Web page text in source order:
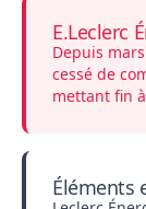
E.Leclerc
Depuis
cessé de
mettant fin
Éléments